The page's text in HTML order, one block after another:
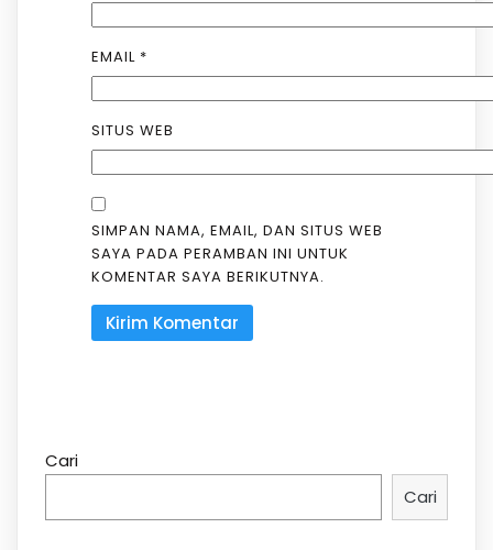
EMAIL *
SITUS WEB
SIMPAN NAMA, EMAIL, DAN SITUS WEB
SAYA PADA PERAMBAN INI UNTUK
KOMENTAR SAYA BERIKUTNYA.
Cari
Cari